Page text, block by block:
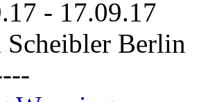
- 17.09.17
Scheibler Berlin